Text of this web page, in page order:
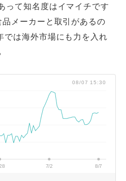
って知名度はイマイチです
品メーカーと取引があるの
では海外市場にも力を入れ
08/07 15:30
7/2 8/7